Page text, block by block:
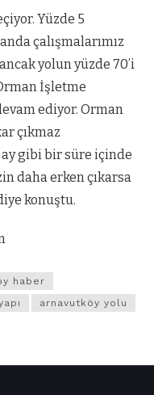
Yüzde 5
çalışmalarımız
yolun yüzde 70’i
İşletme
ediyor. Orman
çıkmaz
ay gibi bir süre içinde
daha erken çıkarsa
konuştu.
haber
arnavutköy yolu